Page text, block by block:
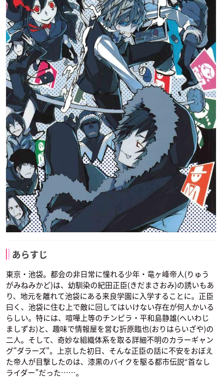
黒田崇矢
サイモン・ブレジネ
フ
小野坂昌也
マックス・サンドシ
ェルト
矢霧波江
声優：小林沙苗
張間美香
声優：伊瀬茉莉也
三ヶ島沙樹
声優：福圓美里
田中トム
声優：小西克幸
四木春也
声優：大塚芳忠
葛原金之助
声優：藤原啓治
サイモン・ブレジネ
フ
声優：黒田崇矢
マックス・サンドシ
ェルト
声優：小野坂昌也
あらすじ
東京・池袋。都会の非日常に憧れる少年・竜ヶ峰帝人(りゅう
がみねみかど)は、幼馴染の紀田正臣(きだまさおみ)の誘いもあ
り、地元を離れて池袋にある来良学園に入学することに。正臣
曰く、池袋に住む上で敵に回してはいけない存在が何人かいる
らしい。特には、喧嘩上等のチンピラ・平和島静雄(へいわじ
ましずお)と、趣味で情報屋を営む折原臨也(おりはらいざや)の
二人。そして、奇妙な組織体系を取る詳細不明のカラーギャン
グ“ダラーズ“。上京した初日、そんな正臣の話に不安をおぼえ
た帝人が目撃したのは、漆黒のバイクを駆る都市伝説“首なし
ライダー”だった……。